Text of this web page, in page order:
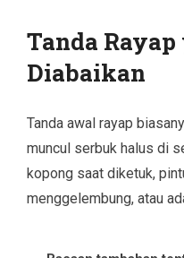
Tanda
Diabaikan
Tanda awal rayap
muncul serbuk halus di
kopong saat diketuk,
menggelembung, atau